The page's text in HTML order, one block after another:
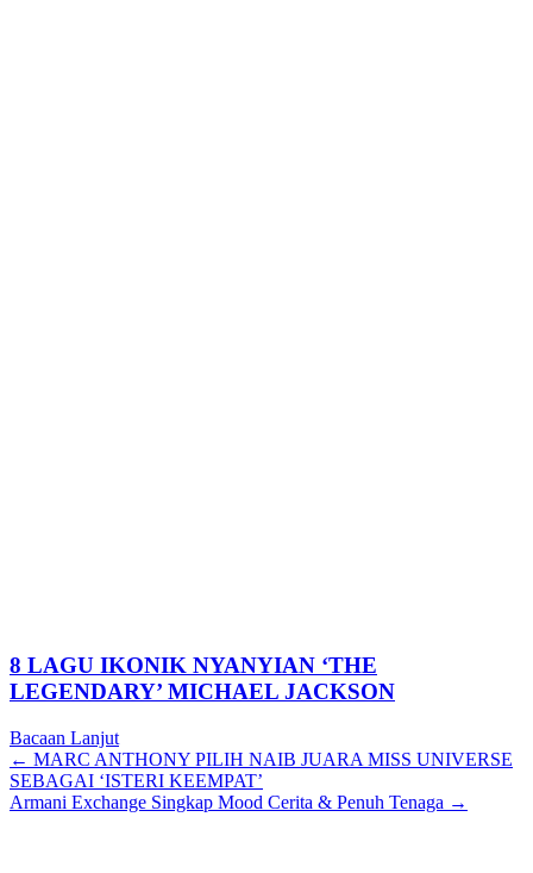
8 LAGU IKONIK NYANYIAN ‘THE
LEGENDARY’ MICHAEL JACKSON
Bacaan Lanjut
Posts
navigation
← MARC ANTHONY PILIH NAIB JUARA MISS UNIVERSE
SEBAGAI ‘ISTERI KEEMPAT’
Armani Exchange Singkap Mood Cerita & Penuh Tenaga →